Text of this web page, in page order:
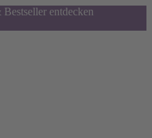
entdecken